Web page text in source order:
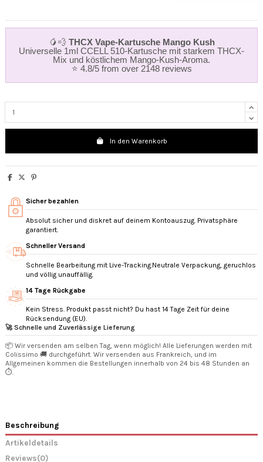
🥭💨 THCX Vape-Kartusche Mango Kush
Universelle 1ml CCELL 510-Kartusche mit starkem THCX-
Mix und köstlichem Mango-Kush-Aroma.
⭐ 4.8/5 from over 2148 reviews
In den Warenkorb
Sicher bezahlen
Absolut sicher und diskret auf deinem Kontoauszug. Privatsphäre
garantiert.
Schneller Versand
Schnelle Bearbeitung mit Live-Tracking.Neutrale Verpackung, geruchlos
und völlig unauffällig.
14 Tage Rückgabe
Kein Stress. Produkt passt nicht? Du hast 14 Tage Zeit für deine
Rücksendung (EU).
🚀 Schnelle und Zuverlässige Lieferung
📦 Wir versenden am selben Tag, wenn möglich! Alle Lieferungen werden mit
Colissimo 🚚 durchgeführt. Wir versenden aus Frankreich, und im
Allgemeinen kommen die Bestellungen innerhalb von 24 bis 48 Stunden an
⏱️.
Beschreibung
Artikeldetails
Reviews(0)